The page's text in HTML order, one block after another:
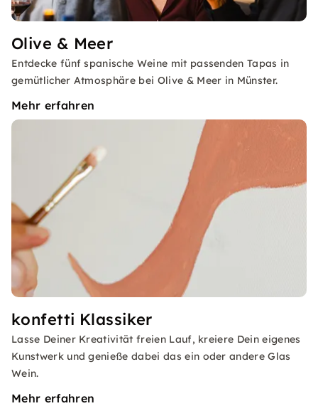
Olive & Meer
Entdecke fünf spanische Weine mit passenden Tapas in
gemütlicher Atmosphäre bei Olive & Meer in Münster.
Mehr erfahren
konfetti Klassiker
Lasse Deiner Kreativität freien Lauf, kreiere Dein eigenes
Kunstwerk und genieße dabei das ein oder andere Glas
Wein.
Mehr erfahren